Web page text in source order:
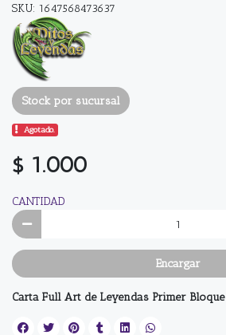
SKU: 1647568473637
Stock por sucursal
Agotado.
$ 1.000
CANTIDAD
Encargar
Carta Full Art de Leyendas Primer Bloque